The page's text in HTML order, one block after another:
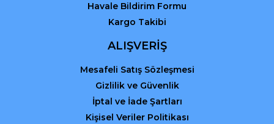
Havale Bildirim Formu
Kargo Takibi
ALIŞVERİŞ
Mesafeli Satış Sözleşmesi
Gizlilik ve Güvenlik
İptal ve İade Şartları
Kişisel Veriler Politikası